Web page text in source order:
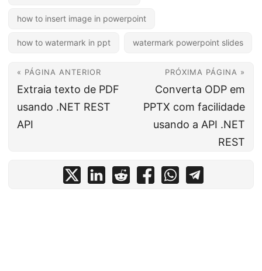
how to insert image in powerpoint
how to watermark in ppt watermark powerpoint slides
« PÁGINA ANTERIOR
Extraia texto de PDF
usando .NET REST
API
PRÓXIMA PÁGINA »
Converta ODP em
PPTX com facilidade
usando a API .NET
REST